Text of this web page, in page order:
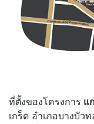
ที่ตั้งของโครงการ แ
เกร็ด อำเภอบางบัว